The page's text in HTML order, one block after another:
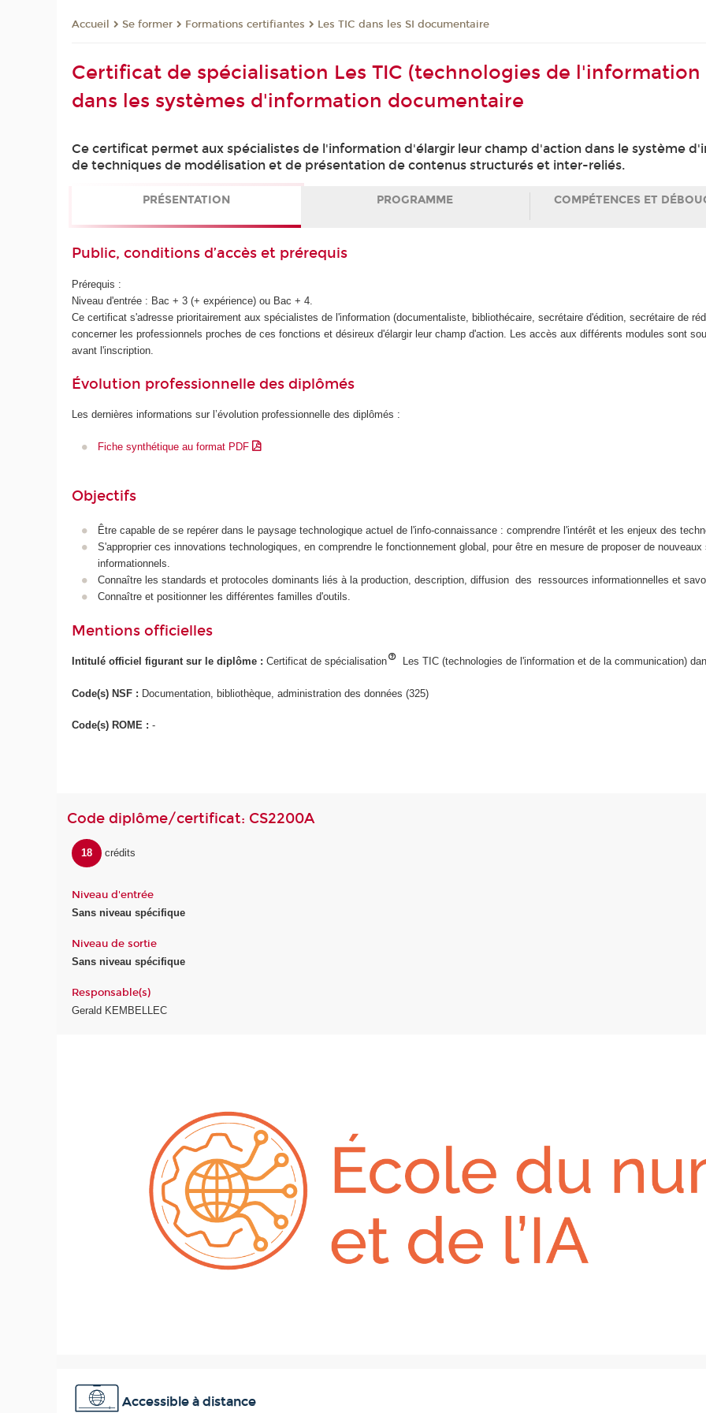
Accueil Se former Formations certifiantes Les TIC dans les SI documentaire
Certificat de spécialisation Les TIC (technologies de
dans les systèmes d'information documentaire
Ce certificat permet aux spécialistes de l'information d'élargir leur champ d'action dans le système
de techniques de modélisation et de présentation de contenus structurés et inter-reliés.
PRÉSENTATION PROGRAMME COMPÉTENCES ET
Public, conditions d’accès et prérequis
Prérequis :
Niveau d'entrée : Bac + 3 (+ expérience) ou Bac + 4.
Ce certificat s'adresse prioritairement aux spécialistes de l'information (documentaliste, bibliothécaire, secrétaire d'édition, secrétaire de
concerner les professionnels proches de ces fonctions et désireux d'élargir leur champ d'action. Les accès aux différents modules sont
avant l'inscription.
Évolution professionnelle des diplômés
Les dernières informations sur l’évolution professionnelle des diplômés :
Fiche synthétique au format PDF
Objectifs
Être capable de se repérer dans le paysage technologique actuel de l'info-connaissance : comprendre l'intérêt et les enjeux des
S'approprier ces innovations technologiques, en comprendre le fonctionnement global, pour être en mesure de proposer de
informationnels.
Connaître les standards et protocoles dominants liés à la production, description, diffusion des ressources informationnelles et
Connaître et positionner les différentes familles d'outils.
Mentions officielles
Intitulé officiel figurant sur le diplôme :Certificat de spécialisation Les TIC (technologies de l'information et de la communication)
Code(s) NSF : Documentation, bibliothèque, administration des données (325)
Code(s) ROME :-
Code diplôme/certificat: CS2200A
18 crédits
Niveau d'entrée
Sans niveau spécifique
Niveau de sortie
Sans niveau spécifique
Responsable(s)
Gerald KEMBELLEC
Accessible à distance